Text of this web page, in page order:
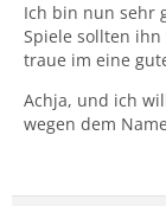
Ich bin nun sehr
Spiele sollten
traue im eine
Achja, und ich
wegen dem